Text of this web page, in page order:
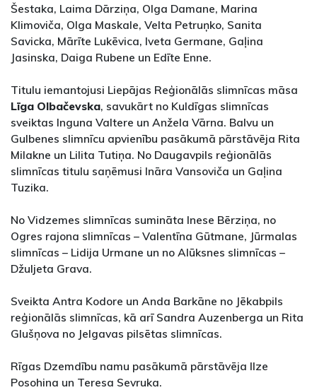
Šestaka, Laima Dārziņa, Olga Damane, Marina
Klimoviča, Olga Maskale, Velta Petruņko, Sanita
Savicka, Mārīte Lukēvica, Iveta Germane, Gaļina
Jasinska, Daiga Rubene un Edīte Enne.
Titulu iemantojusi Liepājas Reģionālās slimnīcas māsa
Līga Olbačevska, savukārt no Kuldīgas slimnīcas
sveiktas Inguna Valtere un Anžela Vārna. Balvu un
Gulbenes slimnīcu apvienību pasākumā pārstāvēja Rita
Milakne un Lilita Tutiņa. No Daugavpils reģionālās
slimnīcas titulu saņēmusi Ināra Vansoviča un Gaļina
Tuzika.
No Vidzemes slimnīcas sumināta Inese Bērziņa, no
Ogres rajona slimnīcas – Valentīna Gūtmane, Jūrmalas
slimnīcas – Lidija Urmane un no Alūksnes slimnīcas –
Džuljeta Grava.
Sveikta Antra Kodore un Anda Barkāne no Jēkabpils
reģionālās slimnīcas, kā arī Sandra Auzenberga un Rita
Glušņova no Jelgavas pilsētas slimnīcas.
Rīgas Dzemdību namu pasākumā pārstāvēja Ilze
Posohina un Teresa Sevruka.